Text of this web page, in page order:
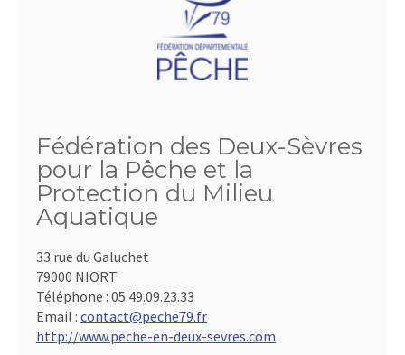
Fédération des Deux-Sèvres
pour la Pêche et la
Protection du Milieu
Aquatique
33 rue du Galuchet
79000 NIORT
Téléphone : 05.49.09.23.33
Email : contact@peche79.fr
http://www.peche-en-deux-sevres.com